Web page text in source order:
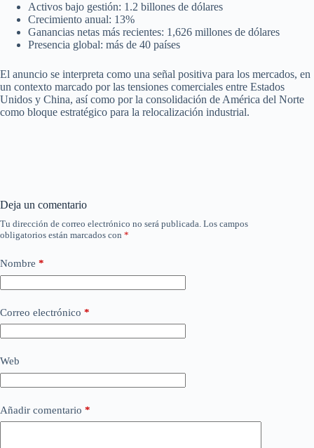
Activos bajo gestión: 1.2 billones de dólares
Crecimiento anual: 13%
Ganancias netas más recientes: 1,626 millones de dólares
Presencia global: más de 40 países
El anuncio se interpreta como una señal positiva para los mercados, en
un contexto marcado por las tensiones comerciales entre Estados
Unidos y China, así como por la consolidación de América del Norte
como bloque estratégico para la relocalización industrial.
Deja un comentario
Tu dirección de correo electrónico no será publicada. Los campos
obligatorios están marcados con *
Nombre *
Correo electrónico *
Web
Añadir comentario *